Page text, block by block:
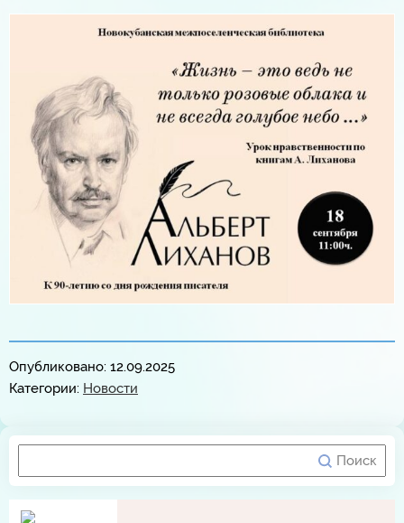
Опубликовано: 12.09.2025
Категории: Новости